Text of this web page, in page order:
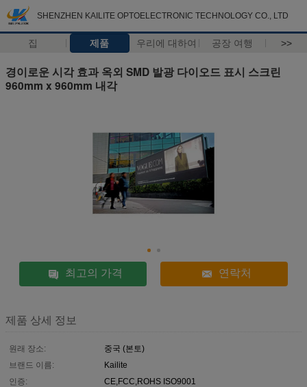
SHENZHEN KAILITE OPTOELECTRONIC TECHNOLOGY CO., LTD
집 제품 우리에 대하여 공장 여행 >>
경이로운 시각 효과 옥외 SMD 발광 다이오드 표시 스크린
960mm x 960mm 내각
최고의 가격 연락처
제품 상세 정보
원래 장소:
중국 (본토)
브랜드 이름:
Kailite
인증:
CE,FCC,ROHS ISO9001